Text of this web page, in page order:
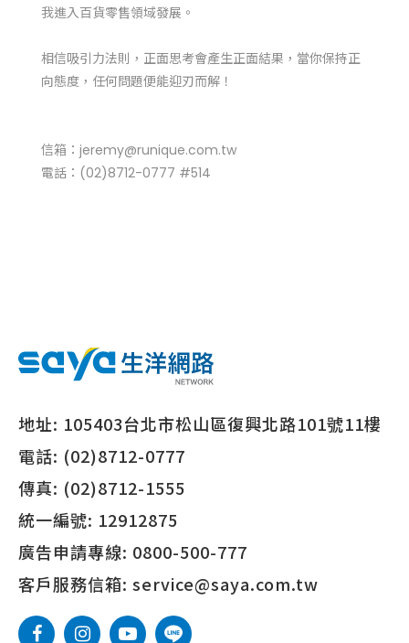
我進入百貨零售領域發展。
相信吸引力法則，正面思考會產生正面結果，當你保持正
向態度，任何問題便能迎刃而解！
信箱：jeremy@runique.com.tw
電話：(02)8712-0777 #514
地址: 105403台北市松山區復興北路101號11樓
電話: (02)8712-0777
傳真: (02)8712-1555
統一編號: 12912875
廣告申請專線: 0800-500-777
客戶服務信箱: service@saya.com.tw